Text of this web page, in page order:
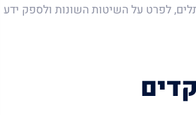
לפרט על השיטות השונות ולספק ידע